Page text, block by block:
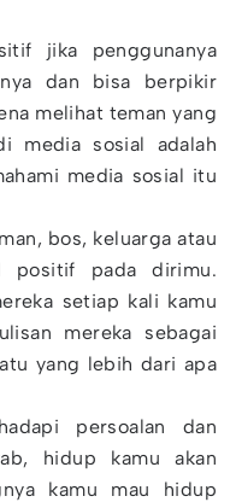
jika penggunanya
dan bisa berpikir
melihat teman yang
media sosial adalah
media sosial itu
bos, keluarga atau
positif pada dirimu.
setiap kali kamu
mereka sebagai
yang lebih dari apa
persoalan dan
hidup kamu akan
kamu mau hidup